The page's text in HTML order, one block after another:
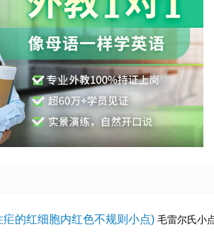
疟的红细胞内红色不规则小点) 毛雷尔氏小